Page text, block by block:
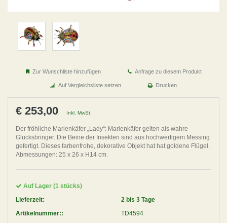
Zur Wunschliste hinzufügen Anfrage zu diesem Produkt
Auf Vergleichsliste setzen Drucken
€ 253,00 Inkl. MwSt.
Der fröhliche Marienkäfer „Lady“: Marienkäfer gelten als wahre
Glücksbringer. Die Beine der Insekten sind aus hochwertigem Messing
gefertigt. Dieses farbenfrohe, dekorative Objekt hat hat goldene Flügel.
Abmessungen: 25 x 26 x H14 cm.
Auf Lager (1 stücks)
Lieferzeit:
2 bis 3 Tage
Artikelnummer::
TD4594